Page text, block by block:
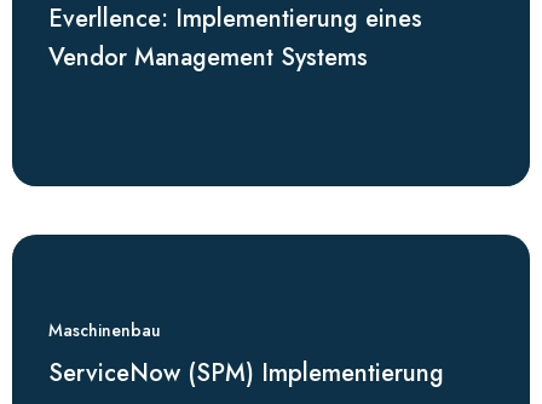
Everllence: Implementierung eines
Vendor Management Systems
Maschinenbau
ServiceNow (SPM) Implementierung